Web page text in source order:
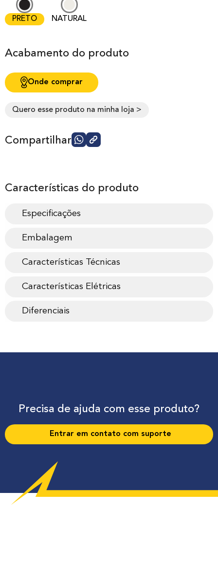
PRETO NATURAL
Acabamento do produto
Onde comprar
Quero esse produto na minha loja >
Compartilhar
Características do produto
Especificações
Embalagem
Características Técnicas
Características Elétricas
Diferenciais
Precisa de ajuda com esse produto?
Entrar em contato com suporte